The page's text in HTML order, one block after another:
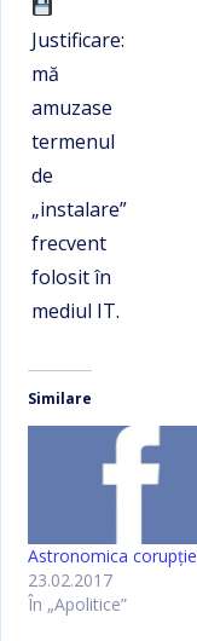
Justificare:
mă
amuzase
termenul
de
„instalare”
frecvent
folosit în
mediul IT.
Similare
Astronomica corupţie
23.02.2017
În „Apolitice”